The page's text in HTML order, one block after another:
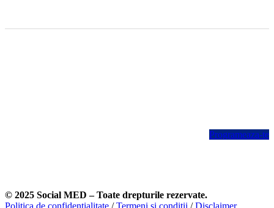
Programeaza-te
© 2025 Social MED – Toate drepturile rezervate.
Politica de confidentialitate /Termeni si conditii /Disclaimer